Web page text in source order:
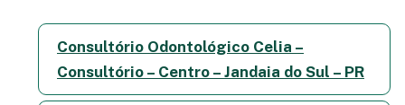
Consultório Odontológico Celia –
Consultório – Centro – Jandaia do Sul – PR